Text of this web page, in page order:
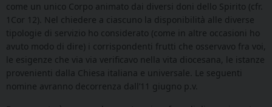
come un unico Corpo animato dai diversi doni dello Spirito (cfr.
1Cor 12). Nel chiedere a ciascuno la disponibilità alle diverse
tipologie di servizio ho considerato (come in altre occasioni ho
avuto modo di dire) i corrispondenti frutti che osservavo fra voi,
le esigenze che via via verificavo nella vita diocesana, le istanze
provenienti dalla Chiesa italiana e universale. Le seguenti
nomine avranno decorrenza dall’11 giugno p.v.